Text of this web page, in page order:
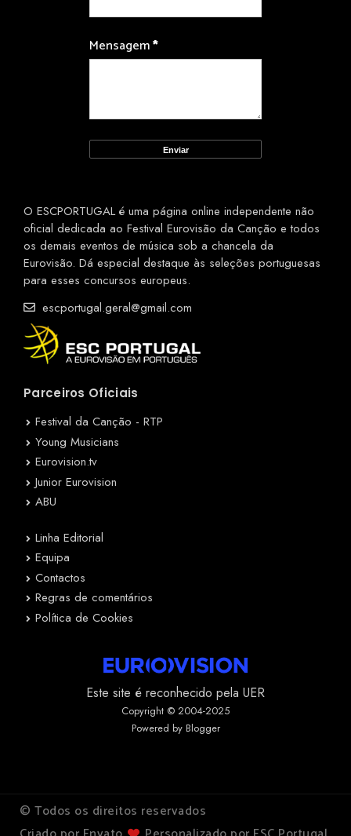
Mensagem*
O ESCPORTUGAL é uma página online independente não
oficial dedicada ao Festival Eurovisão da Canção e todos
os demais eventos de música sob a chancela da
Eurovisão. Dá especial destaque às seleções portuguesas
para esses concursos europeus.
escportugal.geral@gmail.com
Parceiros Oficiais
Festival da Canção - RTP
Young Musicians
Eurovision.tv
Junior Eurovision
ABU
Linha Editorial
Equipa
Contactos
Regras de comentários
Política de Cookies
Este site é reconhecido pela UER
Copyright © 2004-2025
Powered by Blogger
© Todos os direitos reservados